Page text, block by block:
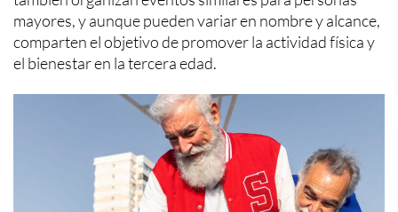
mayores, y aunque pueden variar en nombre y alcance,
comparten el objetivo de promover la actividad física y
el bienestar en la tercera edad.